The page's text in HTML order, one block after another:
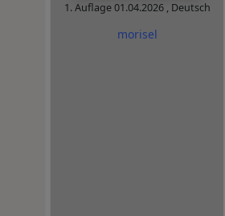
1. Auflage01.04.2026 , Deutsch
morisel